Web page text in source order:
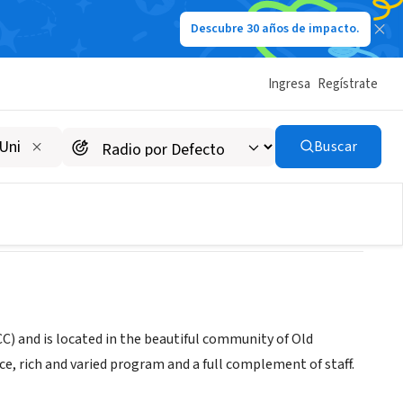
Descubre 30 años de impacto.
Ingresa Regístrate
Buscar
and is located in the beautiful community of Old
rich and varied program and a full complement of staff.